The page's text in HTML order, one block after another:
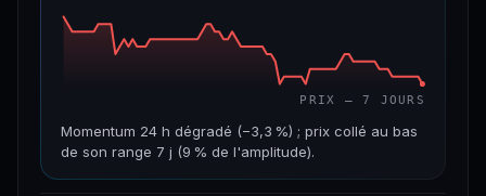
PRIX — 7 JOURS
Momentum 24 h dégradé (−3,3 %) ; prix collé au bas
de son range 7 j (9 % de l'amplitude).